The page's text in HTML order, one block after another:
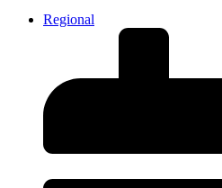
Regional